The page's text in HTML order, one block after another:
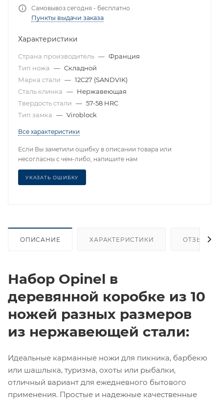
Самовывоз сегодня - бесплатно
Пункты выдачи заказа
Характеристики
Страна производитель — Франция
Тип ножа — Складной
Марка стали — 12C27 (SANDVIK)
Сталь клинка — Нержавеющая
Твердость стали — 57-58 HRC
Тип замка — Viroblock
Все характеристики
Если Вы заметили ошибку в описании товара или
несогласны с чем-либо, напишите нам
УКАЗАТЬ ОШИБКУ
ОПИСАНИЕ ХАРАКТЕРИСТИКИ ОТЗЫВЫ
Набор Opinel в
деревянной коробке из 10
ножей разных размеров
из нержавеющей стали:
Идеальные карманные ножи для пикника, барбекю
или шашлыка, туризма, охоты или рыбалки,
отличный вариант для ежедневного бытового
применения. Простые и надежные качественные